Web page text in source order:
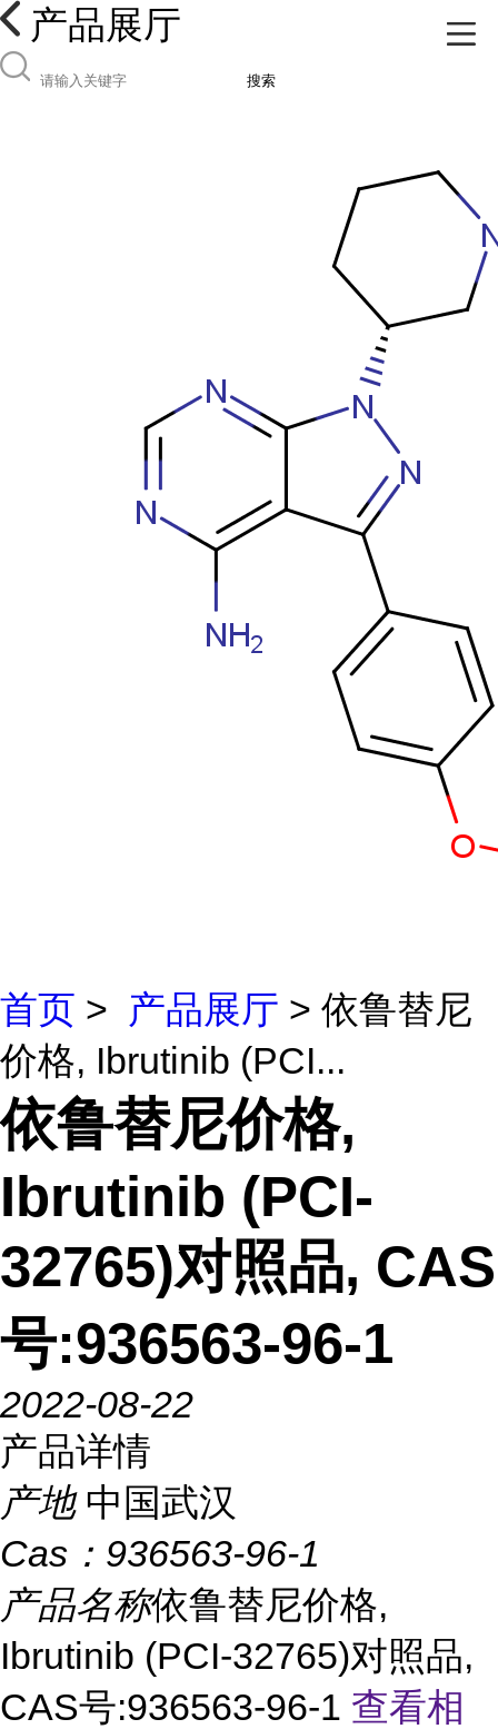
产品展厅
搜索
首页 > 产品展厅 > 依鲁替尼
价格, Ibrutinib (PCI...
依鲁替尼价格,
Ibrutinib (PCI-
32765)对照品, CAS
号:936563-96-1
2022-08-22
产品详情
产地 中国武汉
Cas： 936563-96-1
产品名称依鲁替尼价格,
Ibrutinib (PCI-32765)对照品,
CAS号:936563-96-1 查看相